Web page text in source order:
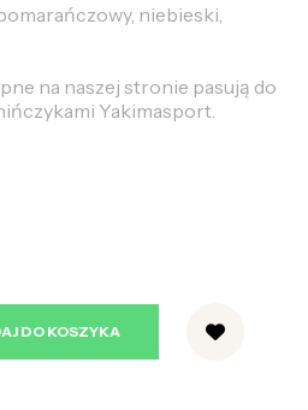
niebieski,
na naszej stronie pasują do
Yakimasport.
DO KOSZYKA